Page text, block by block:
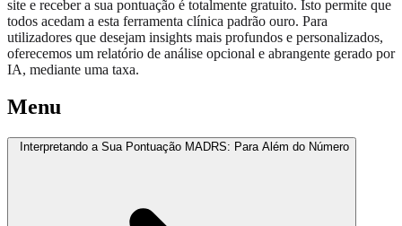
site e receber a sua pontuação é totalmente gratuito. Isto permite que
todos acedam a esta ferramenta clínica padrão ouro. Para
utilizadores que desejam insights mais profundos e personalizados,
oferecemos um relatório de análise opcional e abrangente gerado por
IA, mediante uma taxa.
Menu
Interpretando a Sua Pontuação MADRS: Para Além do Número